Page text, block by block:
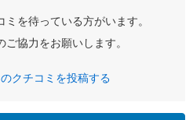
を待っている方がいます。
協力をお願いします。
クチコミを投稿する